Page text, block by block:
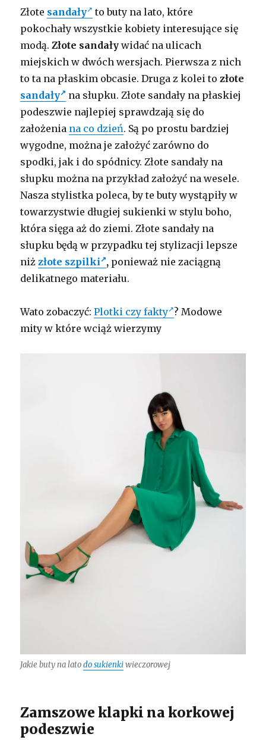
Złote sandały
to buty na lato, które
pokochały wszystkie kobiety interesujące się
modą.Złote sandały widać na ulicach
miejskich w dwóch wersjach. Pierwsza z nich
to ta na płaskim obcasie. Druga z kolei tozłote
sandały
na słupku. Złote sandały na płaskiej
podeszwie najlepiej sprawdzają się do
założenia na co dzień. Są po prostu bardziej
wygodne, można je założyć zarówno do
spodki, jak i do spódnicy. Złote sandały na
słupku można na przykład założyć na wesele.
Nasza stylistka poleca, by te buty wystąpiły w
towarzystwie długiej sukienki w stylu boho,
która sięga aż do ziemi. Złote sandały na
słupku będą w przypadku tej stylizacji lepsze
niżzłote szpilki , ponieważ nie zaciągną
delikatnego materiału.
Wato zobaczyć:Plotki czy fakty ? Modowe
mity w które wciąż wierzymy
Jakie buty na latodo sukienkiwieczorowej
Zamszowe klapki na korkowej
podeszwie